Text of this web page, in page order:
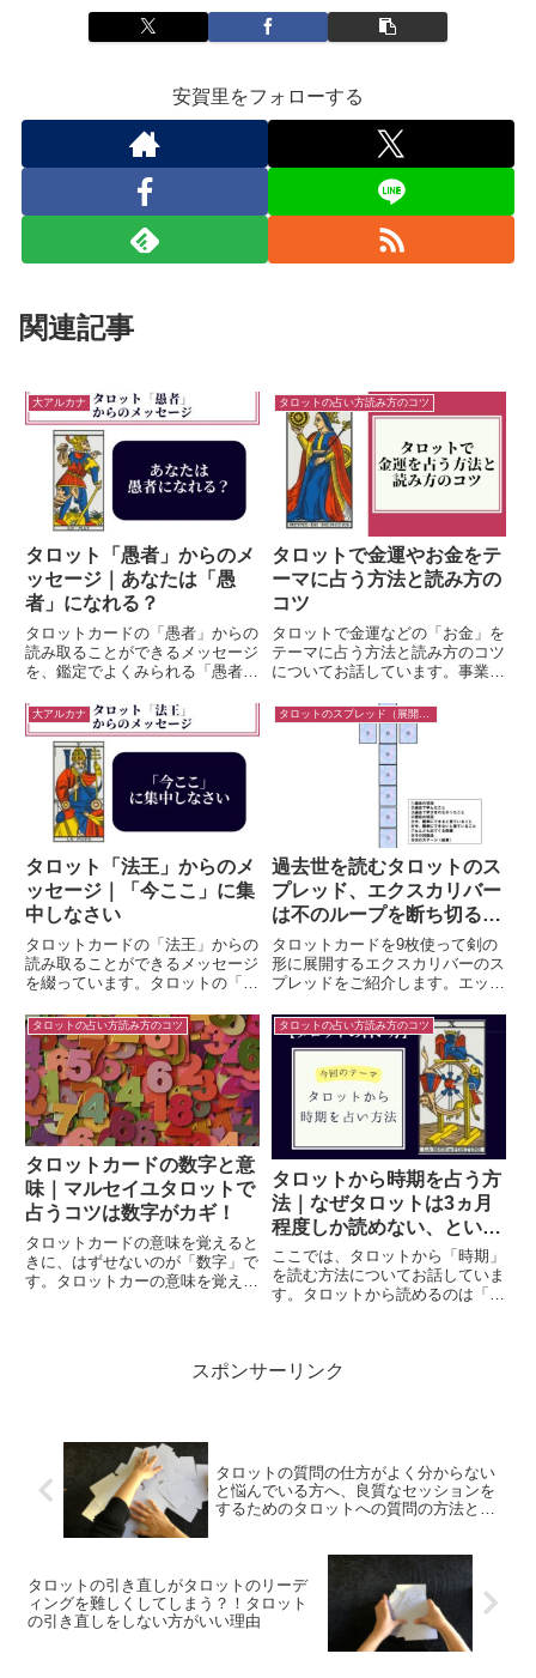
安賀里をフォローする
関連記事
大アルカナ
タロット「愚者」からのメ
ッセージ｜あなたは「愚
者」になれる？
タロットカードの「愚者」からの
読み取ることができるメッセージ
を、鑑定でよくみられる「愚者」
ロットの「愚者」の読み方のバリ
エーションとしてご参考になれば
嬉しいです。
タロットの占い方読み方のコツ
タロットで金運やお金をテ
ーマに占う方法と読み方の
コツ
タロットで金運などの「お金」を
テーマに占う方法と読み方のコツ
についてお話しています。事業、
にもお金に絡む人間関係など大な
り小なり「お金の縁」がとりもつ
さまざまなご相談を頂きます。鑑
定では「必須」というぐらいのテ
ーマですから、ここでは金運に限
らず「お金」に関わる全般につい
て、タロットで占う方法と読み方
のコツについて取り上げていきた
いと思います。
大アルカナ
タロット「法王」からのメ
ッセージ｜「今ここ」に集
中しなさい
タロットカードの「法王」からの
読み取ることができるメッセージ
を綴っています。タロットの「法
してご参考になれば嬉しいです。
過去世を読むタロットのス
プレッド、エクスカリバー
は不のループを断ち切るの
に役立つ展開法
タロットカードを9枚使って剣の
形に展開するエクスカリバーのス
プレッドをご紹介します。エック
レッドとして紹介されることが多
いですが、同じような問題に遭遇
したり、直したいけどなかなか直
せないパターン、繰り返してしま
うクセや衝動などに気づいたと
き、不のループを断ち切るには役
立つスプレッドです。
タロットの占い方読み方のコツ
タロットカードの数字と意
味｜マルセイユタロットで
占うコツは数字がカギ！
タロットカードの意味を覚えると
きに、はずせないのが「数字」で
す。タロットカーの意味を覚える
る方法」でもご紹介しています
タロットの占い方読み方のコツ
タロットから時期を占う方
法｜なぜタロットは3ヵ月
程度しか読めない、といわ
れるのだろう？
ここでは、タロットから「時期」
を読む方法についてお話していま
す。タロットから読めるのは「3
スポンサーリンク
タロットの質問の仕方がよく分からない
と悩んでいる方へ、良質なセッションを
するためのタロットへの質問の方法とコ
タロットの引き直しがタロットのリーデ
ィングを難しくしてしまう？！タロット
の引き直しをしない方がいい理由